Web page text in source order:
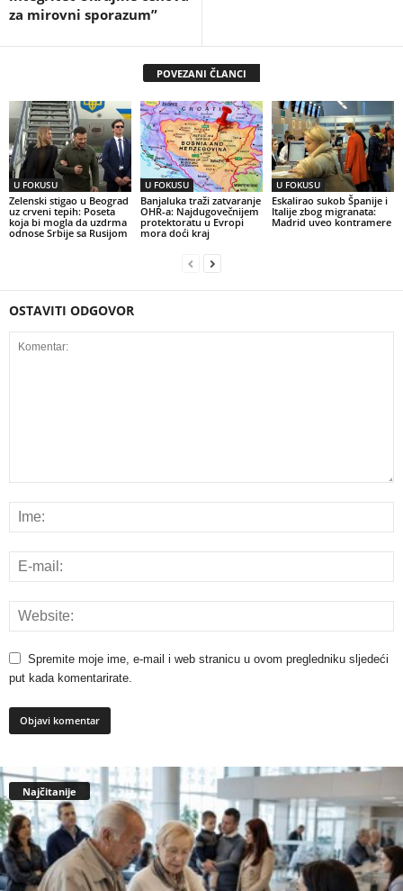
za mirovni sporazum”
POVEZANI ČLANCI
U FOKUSU
Zelenski stigao u Beograd
uz crveni tepih: Poseta
koja bi mogla da uzdrma
odnose Srbije sa Rusijom
U FOKUSU
Banjaluka traži zatvaranje
OHR-a: Najdugovečnijem
protektoratu u Evropi
mora doći kraj
U FOKUSU
Eskalirao sukob Španije i
Italije zbog migranata:
Madrid uveo kontramere
OSTAVITI ODGOVOR
Spremite moje ime, e-mail i web stranicu u ovom pregledniku sljedeći
put kada komentarirate.
Najčitanije